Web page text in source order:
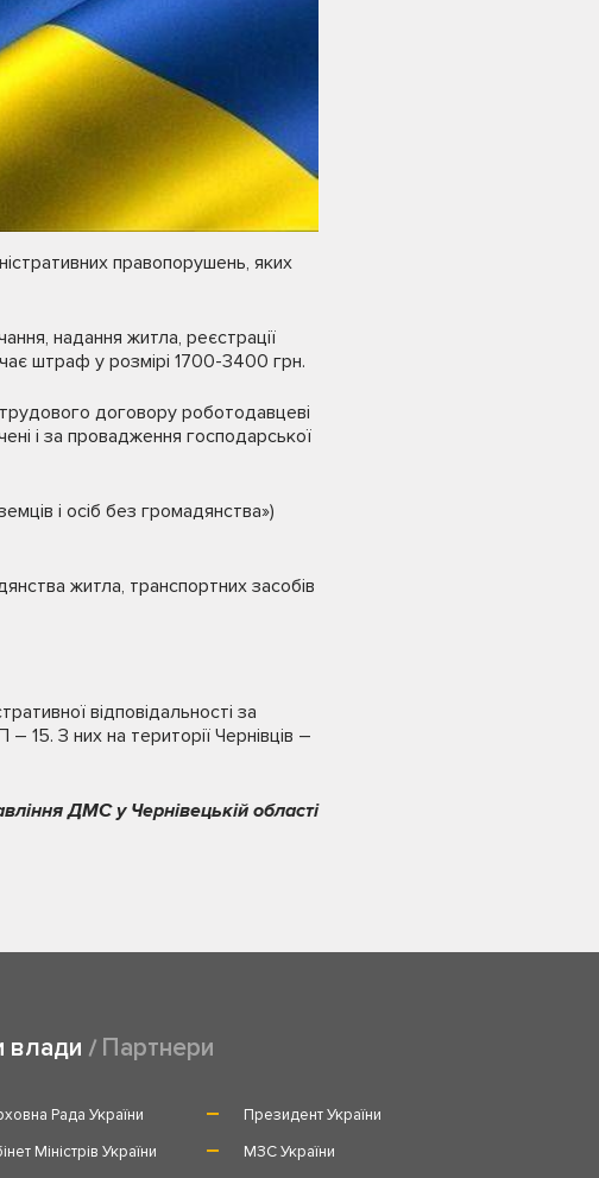
правопорушень, яких
надання житла, реєстрації
штраф у розмірі 1700-3400 грн.
договору роботодавцеві
і за провадження господарської
і осіб без громадянства»)
житла, транспортних засобів
відповідальності за
З них на території Чернівців –
ДМС у Чернівецькій області
влади Партнери
Рада України
Президент України
Міністрів України
МЗС України